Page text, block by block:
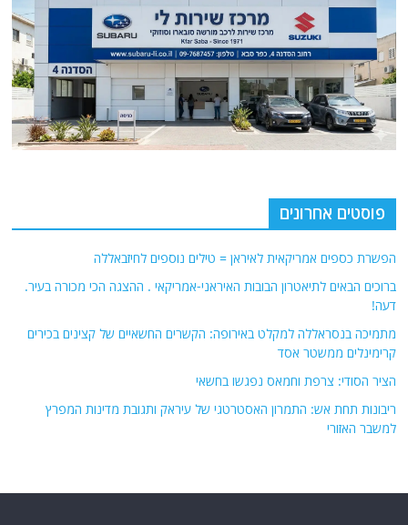
פוסטים אחרונים
הפשרת כספים אמריקאית לאיראן = טילים נוספים לחיזבאללה
ברוכים הבאים לתיאטרון הבובות האיראני-אמריקאי . ההצגה הכי מכורה בעיר.
דעה!
מתמיכה בנסראללה למקלט באירופה: הקשרים החשאיים של קצינים בכירים
קרימינלים ממשטר אסד
הציר הסודי: צרפת וחמאס נפגשו בחשאי
ריבונות תחת אש: התמרון האסטרטגי של עיראק ותגובת מדינות המפרץ
למשבר האזורי